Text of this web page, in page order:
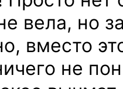
вела, но
вместо
не